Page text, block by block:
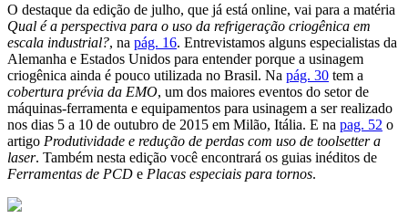
O destaque da edição de julho, que já está online, vai para a matéria
Qual é a perspectiva para o uso da refrigeração criogênica em
escala industrial?, na pág. 16. Entrevistamos alguns especialistas da
Alemanha e Estados Unidos para entender porque a usinagem
criogênica ainda é pouco utilizada no Brasil. Na pág. 30 tem a
cobertura prévia da EMO, um dos maiores eventos do setor de
máquinas-ferramenta e equipamentos para usinagem a ser realizado
nos dias 5 a 10 de outubro de 2015 em Milão, Itália. E na pag. 52 o
artigo Produtividade e redução de perdas com uso de toolsetter a
laser. Também nesta edição você encontrará os guias inéditos de
Ferramentas de PCD e Placas especiais para tornos.